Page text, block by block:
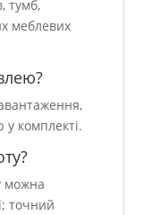
тумб,
меблевих
у комплекті.
можна
точний